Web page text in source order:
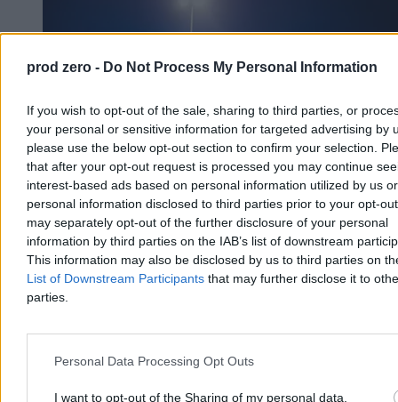
prod zero - Do Not Process My Personal Information
If you wish to opt-out of the sale, sharing to third parties, or
your personal or sensitive information for targeted advertising by
please use the below opt-out section to confirm your selection.
that after your opt-out request is processed you may continue
interest-based ads based on personal information utilized by us or
personal information disclosed to third parties prior to your opt-
may separately opt-out of the further disclosure of your personal
information by third parties on the IAB’s list of downstream
This information may also be disclosed by us to third parties on
List of Downstream Participants that may further disclose it to
parties.
Personal Data Processing Opt Outs
I want to opt-out of the Sharing of my personal data.
„Podobno grad miał nawet wielkość pięści”.
Burze przeszły przez Warmię i Mazury
Silne gradobicie uszkodziło w czwartek dachy budynków w
drzewa na samochód.